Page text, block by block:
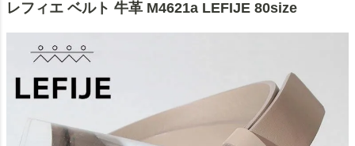
レフィエ ベルト 牛革 M4621a LEFIJE 80size